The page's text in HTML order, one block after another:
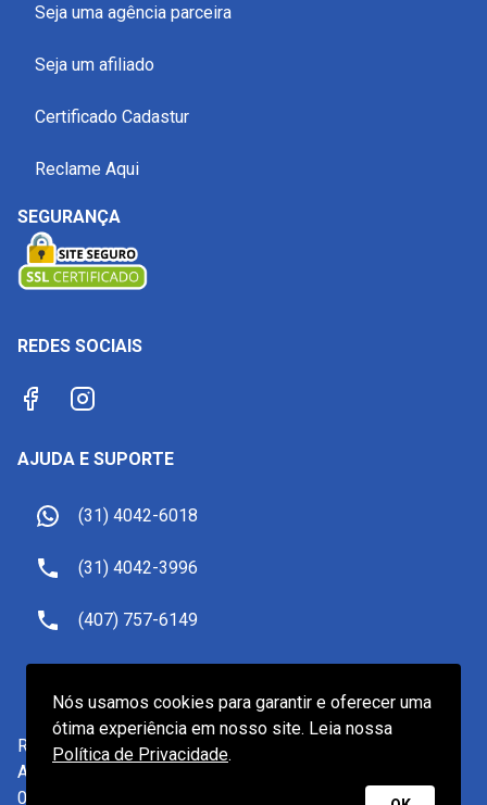
Seja uma agência parceira
Seja um afiliado
Certificado Cadastur
Reclame Aqui
SEGURANÇA
REDES SOCIAIS
AJUDA E SUPORTE
(31) 4042-6018
(31) 4042-3996
(407) 757-6149
Receptivo Viagens LTDA. -
Av. do Contorno, 2905, Belo Horizonte/MG - CEP 30110-
017
Nós usamos cookies para garantir e oferecer uma
ótima experiência em nosso site. Leia nossa
Política de Privacidade.